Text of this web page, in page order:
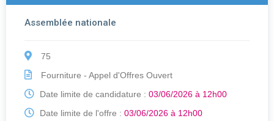
Assemblée nationale
75
Fourniture - Appel d'Offres Ouvert
Date limite de candidature : 03/06/2026 à 12h00
Date limite de l'offre : 03/06/2026 à 12h00